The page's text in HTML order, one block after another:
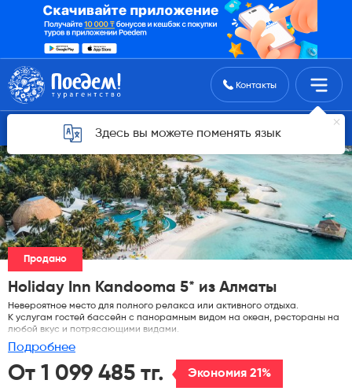
Поиск туровКонтакты
Здесь вы можете поменять язык
Горящие туры для Алматы
Продано
Holiday Inn Kandooma 5* из Алматы
Невероятное место для полного релакса или активного отдыха.
К услугам гостей бассейн с панорамным видом на океан, рестораны на
любой вкус и потрясающими видами.
Подробнее
От 1 099 485 тг. Экономия 21%